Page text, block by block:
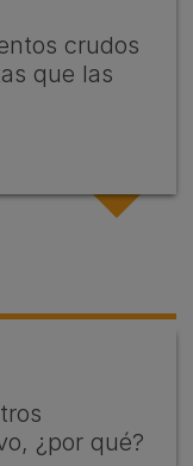
crudos
que las
¿por qué?